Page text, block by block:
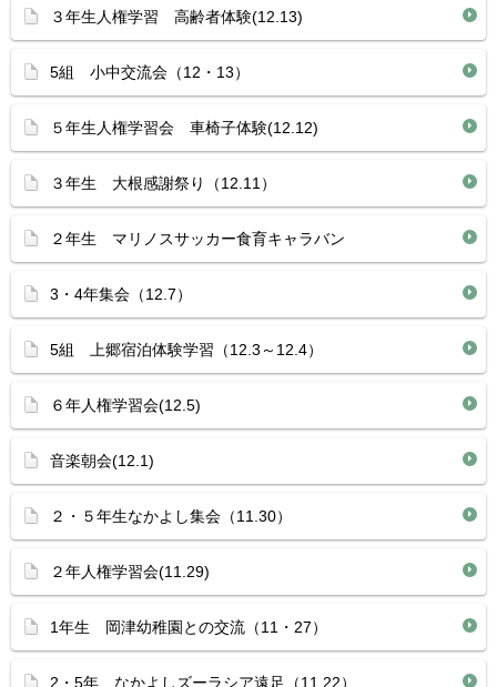
３年生人権学習 高齢者体験(12.13)
5組 小中交流会（12・13）
５年生人権学習会 車椅子体験(12.12)
３年生 大根感謝祭り（12.11）
２年生 マリノスサッカー食育キャラバン
3・4年集会（12.7）
5組 上郷宿泊体験学習（12.3～12.4）
６年人権学習会(12.5)
音楽朝会(12.1)
２・５年生なかよし集会（11.30）
２年人権学習会(11.29)
1年生 岡津幼稚園との交流（11・27）
2・5年 なかよしズーラシア遠足（11.22）